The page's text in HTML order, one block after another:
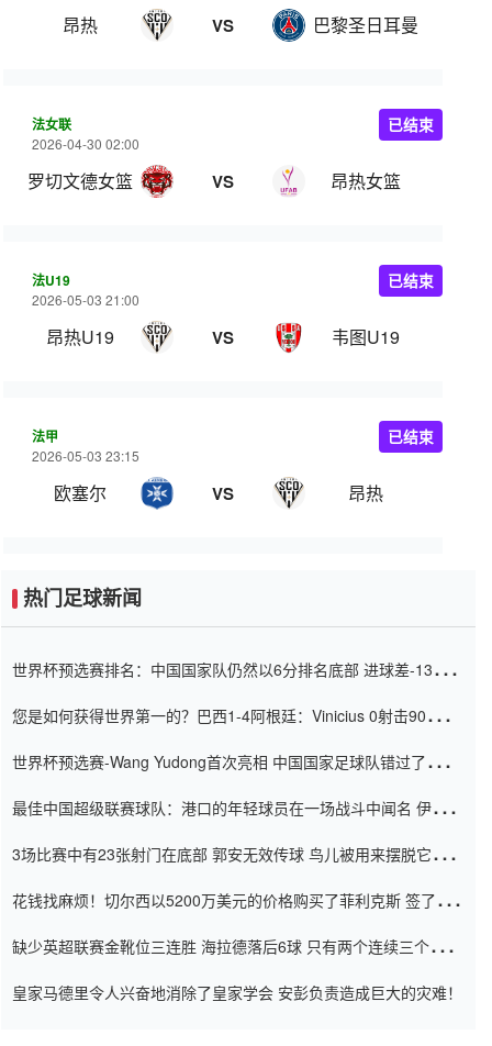
昂热 VS 巴黎圣日耳曼
法女联
2026-04-30 02:00
罗切文德女篮 VS 昂热女篮
已结束
法U19
2026-05-03 21:00
昂热U19 VS 韦图U19
已结束
法甲
2026-05-03 23:15
欧塞尔 VS 昂热
已结束
热门足球新闻
世界杯预选赛排名：中国国家队仍然以6分排名底部 进球差-13令人
您是如何获得世界第一的？巴西1-4阿根廷：Vinicius 0射击90分钟
世界杯预选赛-Wang Yudong首次亮相 中国国家足球队错过了世界
最佳中国超级联赛球队：港口的年轻球员在一场战斗中闻名 伊万放
3场比赛中有23张射门在底部 郭安无效传球 鸟儿被用来摆脱它
花钱找麻烦！切尔西以5200万美元的价格购买了菲利克斯 签了7年
缺少英超联赛金靴位三连胜 海拉德落后6球 只有两个连续三个连续
皇家马德里令人兴奋地消除了皇家学会 安彭负责造成巨大的灾难！